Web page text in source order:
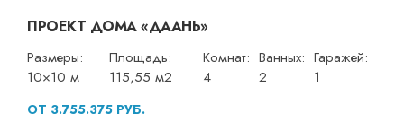
ПРОЕКТ ДОМА «ДААНЬ»
Размеры:
10×10 м
Площадь:
115,55 м2
Комнат:
4
Ванных:
2
Гаражей:
1
ОТ 3.755.375 РУБ.